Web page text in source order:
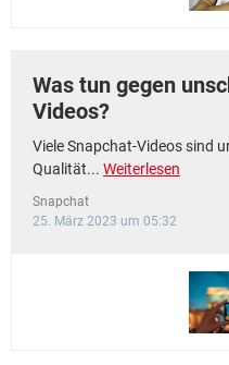
Was tun gegen
Videos?
Viele Snapchat-Videos sind
Qualität... Weiterlesen
Snapchat
25. März 2023 um 05:32